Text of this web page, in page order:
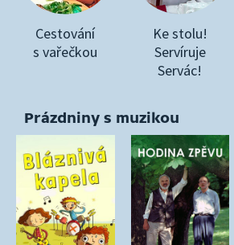
Cestování
s vařečkou
Ke stolu!
Servíruje
Servác!
Prázdniny s muzikou